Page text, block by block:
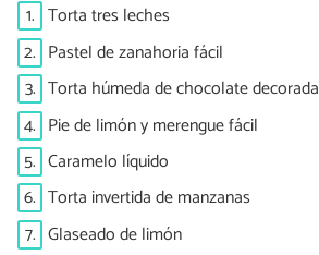
1. Torta tres leches
2. Pastel de zanahoria fácil
3. Torta húmeda de chocolate decorada
4. Pie de limón y merengue fácil
5. Caramelo líquido
6. Torta invertida de manzanas
7. Glaseado de limón